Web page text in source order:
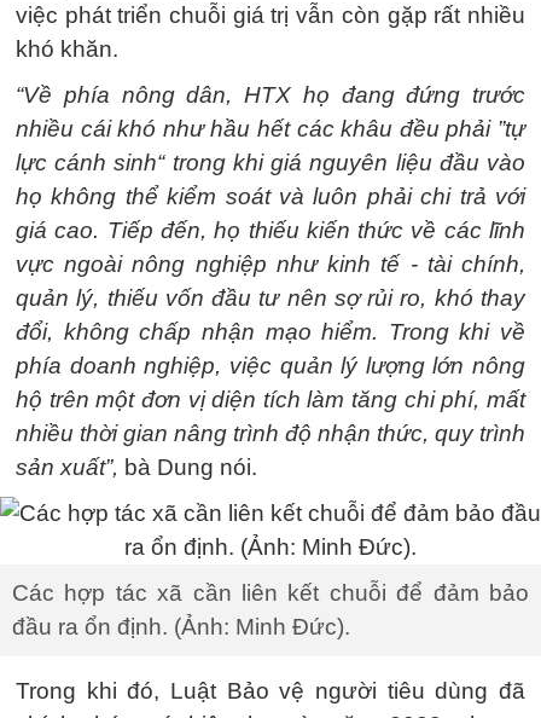
việc phát triển chuỗi giá trị vẫn còn gặp rất nhiều
khó khăn.
“Về phía nông dân, HTX họ đang đứng trước
nhiều cái khó như hầu hết các khâu đều phải ”tự
lực cánh sinh“ trong khi giá nguyên liệu đầu vào
họ không thể kiểm soát và luôn phải chi trả với
giá cao. Tiếp đến, họ thiếu kiến thức về các lĩnh
vực ngoài nông nghiệp như kinh tế - tài chính,
quản lý, thiếu vốn đầu tư nên sợ rủi ro, khó thay
đổi, không chấp nhận mạo hiểm. Trong khi về
phía doanh nghiệp, việc quản lý lượng lớn nông
hộ trên một đơn vị diện tích làm tăng chi phí, mất
nhiều thời gian nâng trình độ nhận thức, quy trình
sản xuất”, bà Dung nói.
Các hợp tác xã cần liên kết chuỗi để đảm bảo
đầu ra ổn định. (Ảnh: Minh Đức).
Trong khi đó, Luật Bảo vệ người tiêu dùng đã